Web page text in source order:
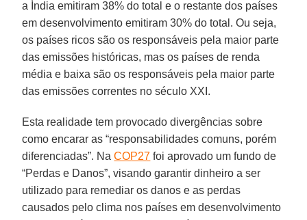
a Índia emitiram 38% do total e o restante dos países
em desenvolvimento emitiram 30% do total. Ou seja,
os países ricos são os responsáveis pela maior parte
das emissões históricas, mas os países de renda
média e baixa são os responsáveis pela maior parte
das emissões correntes no século XXI.
Esta realidade tem provocado divergências sobre
como encarar as “responsabilidades comuns, porém
diferenciadas”. NaCOP27 foi aprovado um fundo de
“Perdas e Danos”, visando garantir dinheiro a ser
utilizado para remediar os danos e as perdas
causados pelo clima nos países em desenvolvimento